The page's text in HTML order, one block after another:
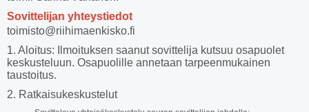
Sovittelijan yhteystiedot
toimisto@riihimaenkisko.fi
1. Aloitus: Ilmoituksen saanut sovittelija kutsuu osapuolet
keskusteluun. Osapuolille annetaan tarpeenmukainen
taustoitus.
2. Ratkaisukeskustelut